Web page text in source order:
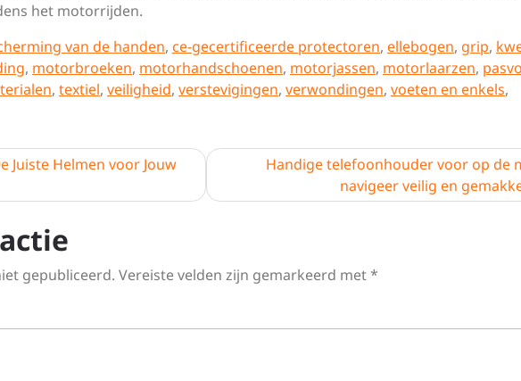
het motorrijden.
van de handen, ce-gecertificeerde protectoren, ellebogen, grip,
, motorbroeken, motorhandschoenen, motorjassen, motorlaarzen,
, textiel, veiligheid, verstevigingen, verwondingen, voeten en enkels,
Juiste Helmen voor Jouw
Handige telefoonhouder voor op de
navigeer veilig en
gepubliceerd. Vereiste velden zijn gemarkeerd met*